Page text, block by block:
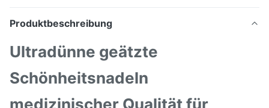
Produktbeschreibung
Ultradünne geätzte
Schönheitsnadeln
medizinischer Qualität für